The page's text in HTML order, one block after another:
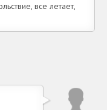
все летает,